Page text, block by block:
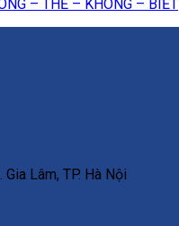
– THỂ – KHÔNG – BIẾT
Lâm, TP. Hà Nội